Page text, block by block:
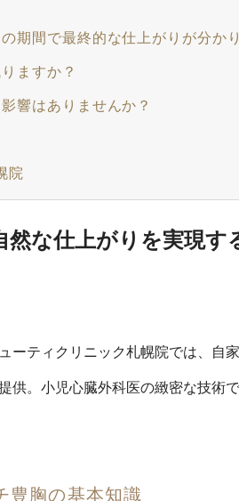
期間で最終的な仕上がりが分か
ますか？
響はありませんか？
院
な仕上がりを実現す
ーティクリニック札幌院では、自
供。小児心臓外科医の緻密な技術
豊胸の基本知識